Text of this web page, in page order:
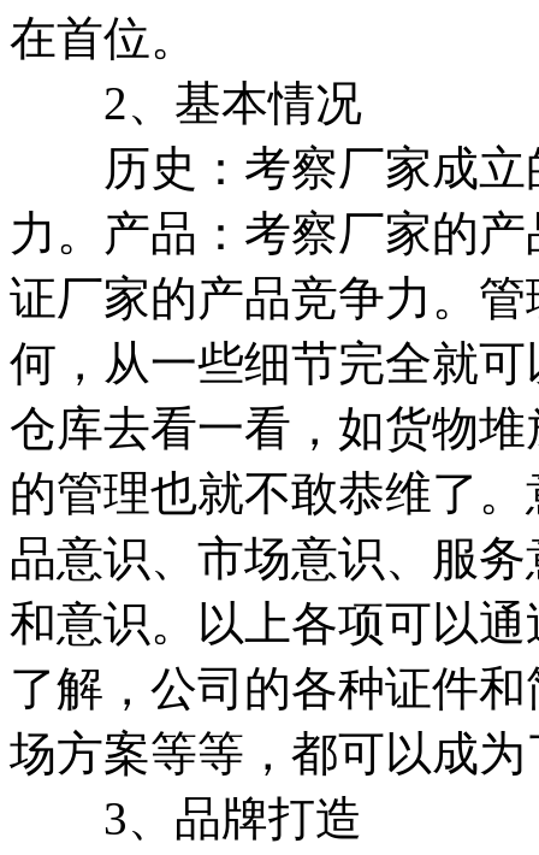
在首位。
2、基本情况
历史：考察厂家成立
力。产品：考察厂家的
证厂家的产品竞争力。
何，从一些细节完全就
仓库去看一看，如货物
的管理也就不敢恭维了
品意识、市场意识、服
和意识。以上各项可以
了解，公司的各种证件
场方案等等，都可以成
3、品牌打造